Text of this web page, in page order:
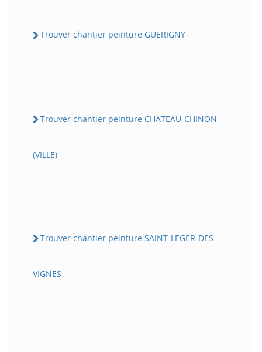
Trouver chantier peinture GUERIGNY
Trouver chantier peinture CHATEAU-CHINON
(VILLE)
Trouver chantier peinture SAINT-LEGER-DES-
VIGNES